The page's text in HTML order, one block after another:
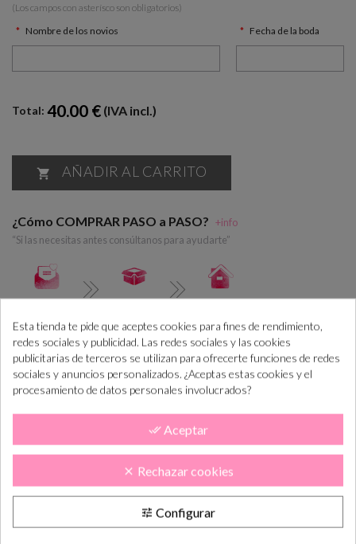
(Los campos con asterísco son obligatorios)
Nombre de los novios
Fecha de la boda
Total: 40.00 € (IVA incl.)
 AÑADIR AL CARRITO
¿Cómo COMPRAR PASO a PASO? +info
“Si las necesitas antes consúltanos para ayudarte”
DESCRIPCIÓN
CÓMO COMPRAR
PLAZOS DE ENTREGA
OPINIONES
Sello para lacre personalizado con vuestras iniciales y
fecha, para utilizar para todo lo que queráis, por ejemplo: para
diferente y personal, o bien para los menús, o bien para las
¡que vuele tu imaginación!
inolvidable y totalmente personalizado.
Esta tienda te pide que aceptes cookies para fines de rendimiento,
redes sociales y publicidad. Las redes sociales y las cookies
publicitarias de terceros se utilizan para ofrecerte funciones de redes
sociales y anuncios personalizados. ¿Aceptas estas cookies y el
procesamiento de datos personales involucrados?
done_all Aceptar
clear Rechazar cookies
tune Configurar